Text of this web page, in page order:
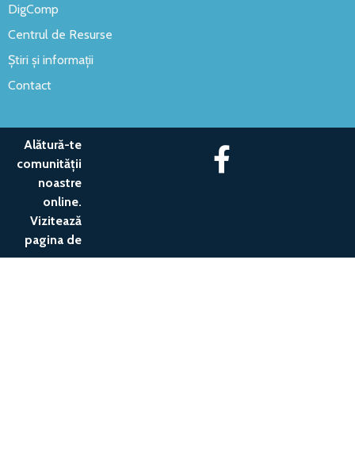
DigComp
Centrul de Resurse
Știri și informații
Contact
Alătură-te
comunității
noastre
online.
Vizitează
pagina de